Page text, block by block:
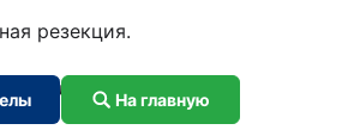
резекция.
На главную